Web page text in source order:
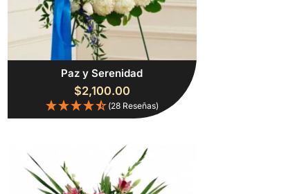
Paz y Serenidad
$2,100.00
(28 Reseñas)